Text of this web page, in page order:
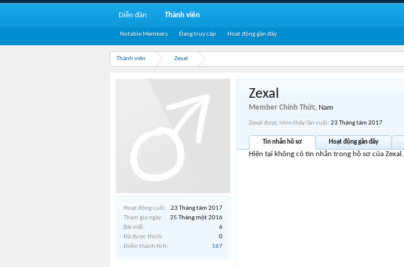
Thành viên Zexal
Hoạt động cuối:
23 Tháng tám 2017
Tham gia ngày:
25 Tháng một 2016
Bài viết:
6
Đã được thích:
0
Điểm thành tích:
167
Zexal
Member Chính Thức, Nam
Zexal được nhìn thấy lần cuối: 23 Tháng tám 2017
Tin nhắn hồ sơ Hoạt động gần đây
Hiện tại không có tin nhắn trong hồ sơ của Zexal.
Diễn đàn Thành viên
Notable Members Đang truy cập Hoạt động gần đây